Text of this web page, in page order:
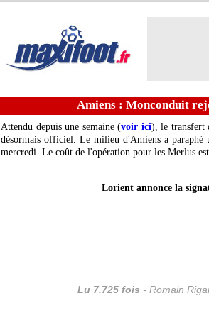
Amiens : Monconduit
Attendu depuis une semaine (voir ici), le transfert
désormais officiel. Le milieu d'Amiens a paraphé
mercredi. Le coût de l'opération pour les Merlus
Lorient annonce la
Lu 7.725 fois - Romain